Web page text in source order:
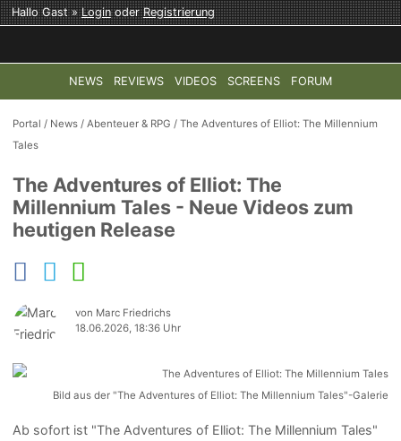
Hallo Gast »LoginoderRegistrierung
NEWS REVIEWS VIDEOS SCREENS FORUM
TOP-THEMEN: COD: MODERN WARFARE 4 HALO:
Portal / News /Abenteuer & RPG /The Adventures of Elliot: The Millennium
Tales
The Adventures of Elliot: The
Millennium Tales - Neue Videos zum
heutigen Release
von Marc Friedrichs
18.06.2026, 18:36 Uhr
Bild aus der "The Adventures of Elliot: The Millennium Tales"-Galerie
Ab sofort ist "The Adventures of Elliot: The Millennium Tales"